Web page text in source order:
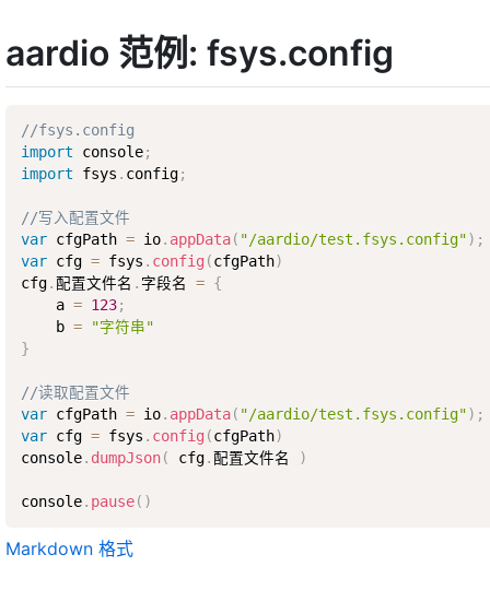
aardio 范例: fsys.config
//fsys.config
import console;
import fsys . config;
//写入配置文件
var cfgPath = io. appData( "/aardio/test.fsys.config") ;
var cfg = fsys . config (cfgPath)
cfg.配置文件名 . 字段名 = {
    a
= 123;
    b
=
"字符串"
}
//读取配置文件
var cfgPath = io. appData( "/aardio/test.fsys.config") ;
var cfg = fsys . config (cfgPath)
console. dumpJson( cfg.配置文件名 )
console. pause( )
Markdown 格式